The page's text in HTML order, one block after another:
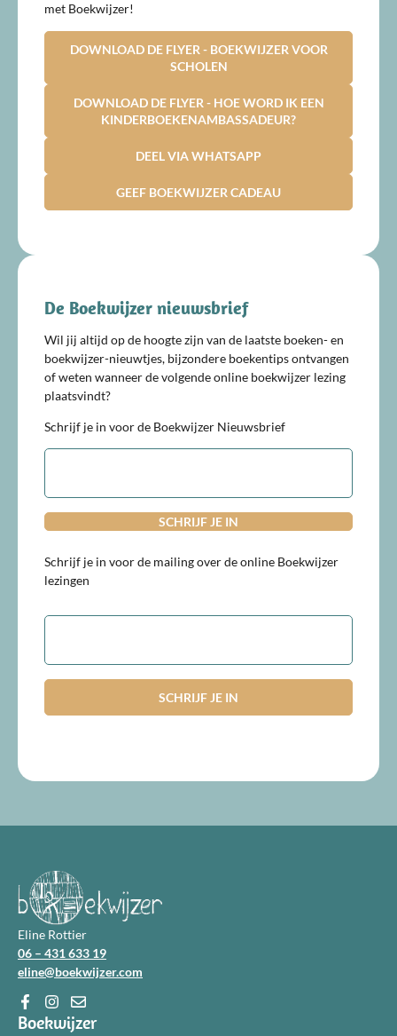
met Boekwijzer!
DOWNLOAD DE FLYER - BOEKWIJZER VOOR
SCHOLEN
DOWNLOAD DE FLYER - HOE WORD IK EEN
KINDERBOEKENAMBASSADEUR?
DEEL VIA WHATSAPP
GEEF BOEKWIJZER CADEAU
De Boekwijzer nieuwsbrief
Wil jij altijd op de hoogte zijn van de laatste boeken- en
boekwijzer-nieuwtjes, bijzondere boekentips ontvangen
of weten wanneer de volgende online boekwijzer lezing
plaatsvindt?
Schrijf je in voor de Boekwijzer Nieuwsbrief
E-
Schrijf je in voor de mailing over de online Boekwijzer
lezingen
E-
Eline Rottier
06 – 431 633 19
eline@boekwijzer.com
Boekwijzer